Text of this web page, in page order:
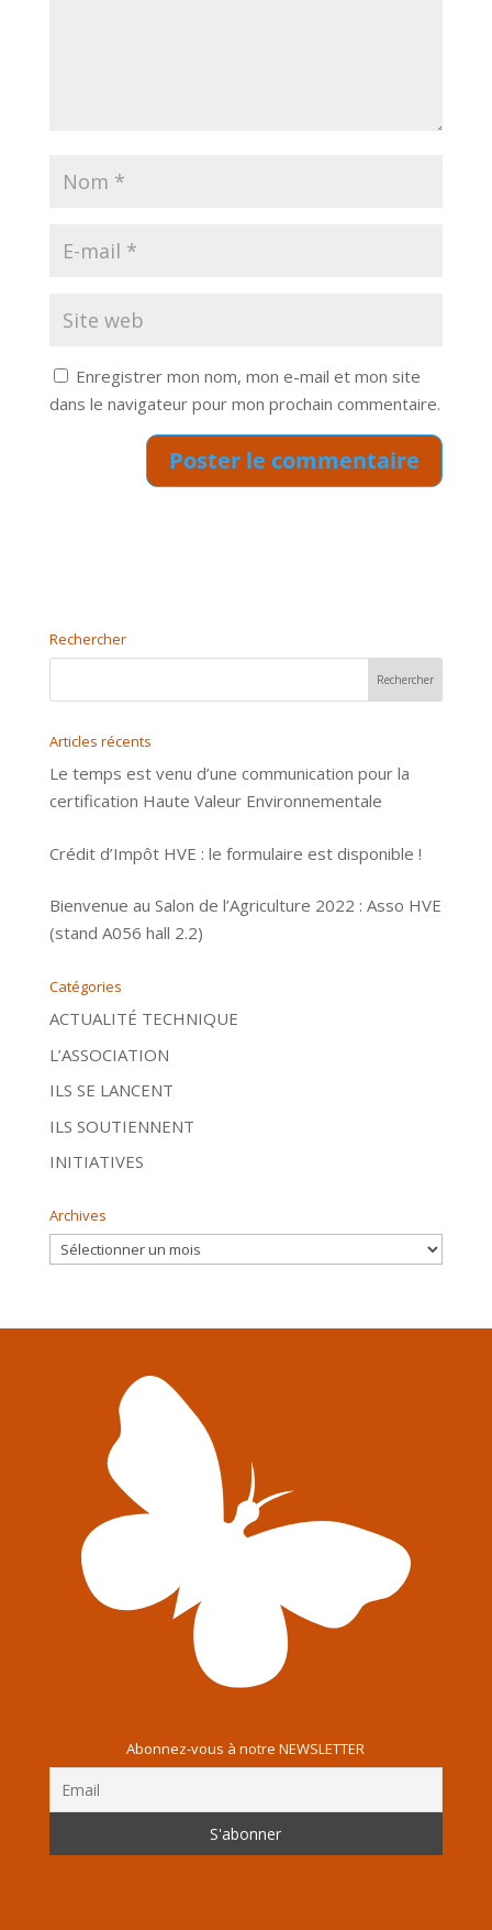
Enregistrer mon nom, mon e-mail et mon site
dans le navigateur pour mon prochain commentaire.
Rechercher
Articles récents
Le temps est venu d’une communication pour la
certification Haute Valeur Environnementale
Crédit d’Impôt HVE : le formulaire est disponible !
Bienvenue au Salon de l’Agriculture 2022 : Asso HVE
(stand A056 hall 2.2)
Catégories
ACTUALITÉ TECHNIQUE
L’ASSOCIATION
ILS SE LANCENT
ILS SOUTIENNENT
INITIATIVES
Archives
Archives
Abonnez-vous à notre NEWSLETTER